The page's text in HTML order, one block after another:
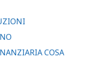
COSA